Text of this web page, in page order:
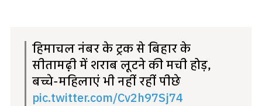
हिमाचल नंबर के ट्रक से बिहार के
सीतामढ़ी में शराब लूटने की मची होड़,
बच्चे-महिलाएं भी नहीं रहीं पीछे
pic.twitter.com/Cv2h97Sj74